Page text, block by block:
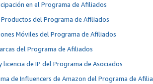
en el Programa de Afiliados
del Programa de Afiliados
Móviles del Programa de Afiliados
del Programa de Afiliados
licencia de IP del Programa de Asociados
de Influencers de Amazon del Programa de